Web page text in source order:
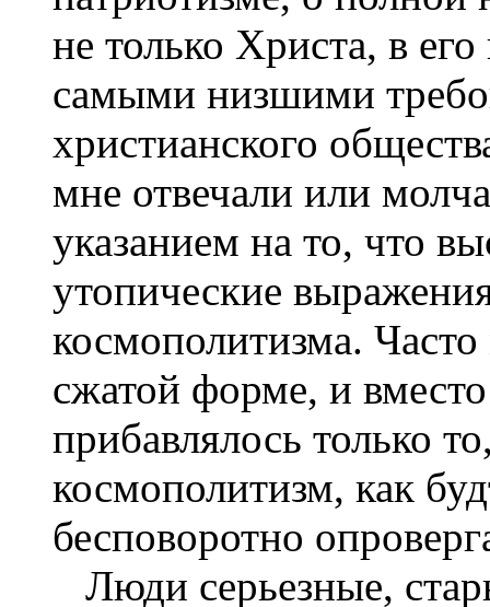
не только Христа, в
самыми низшими
христианского
мне отвечали или
указанием на то, что
утопические
космополитизма.
сжатой форме, и
прибавлялось только
космополитизм, как
бесповоротно
Люди серьезные,